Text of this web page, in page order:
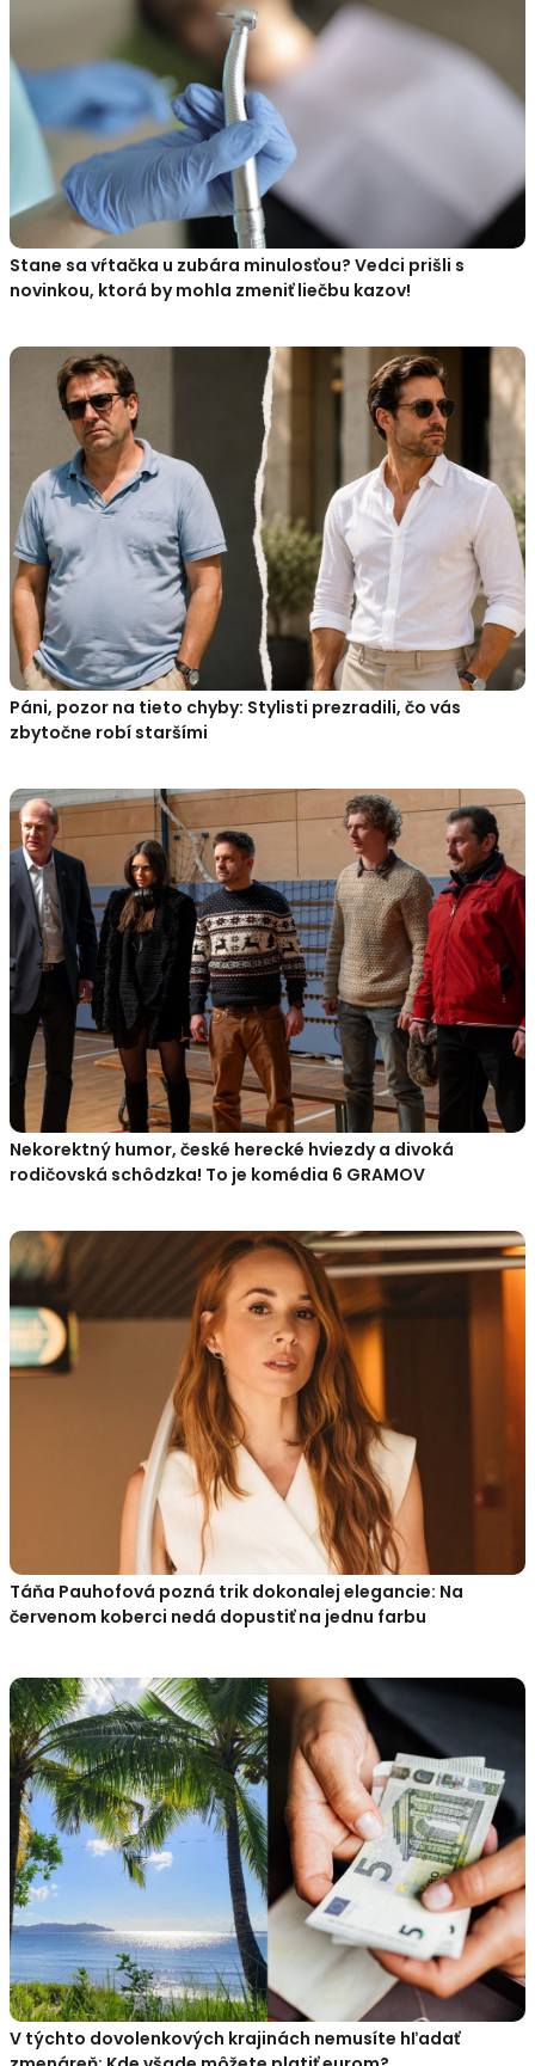
Stane sa vŕtačka u zubára minulosťou? Vedci prišli s
novinkou, ktorá by mohla zmeniť liečbu kazov!
Páni, pozor na tieto chyby: Stylisti prezradili, čo vás
zbytočne robí staršími
Nekorektný humor, české herecké hviezdy a divoká
rodičovská schôdzka! To je komédia 6 GRAMOV
Táňa Pauhofová pozná trik dokonalej elegancie: Na
červenom koberci nedá dopustiť na jednu farbu
V týchto dovolenkových krajinách nemusíte hľadať